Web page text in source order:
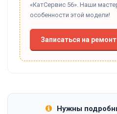
«КатСервис 56». Наши
особенности этой модели!
Записаться на ремонт
Нужны